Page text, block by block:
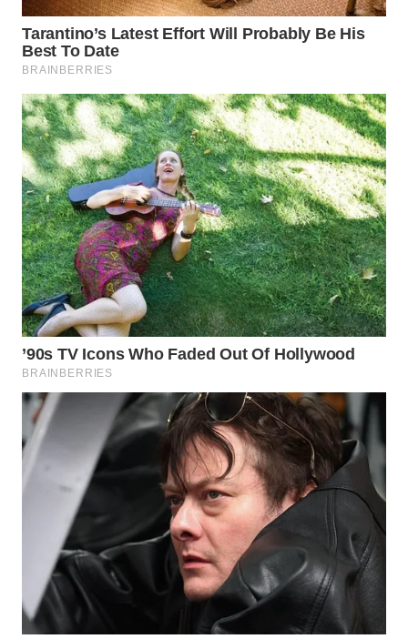
WN
SUBANG
WN
SUKABUMI
WN
PURWAKARTA
WN
PRIANGAN
TIMUR
WN
SEMARANG
WN
SOLO
WN
BOROBUDUR
WN
MADURA
WN
SURABAYA